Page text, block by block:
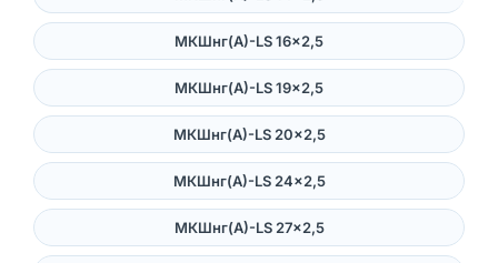
МКШнг(А)-LS 16×2,5
МКШнг(А)-LS 19×2,5
МКШнг(А)-LS 20×2,5
МКШнг(А)-LS 24×2,5
МКШнг(А)-LS 27×2,5